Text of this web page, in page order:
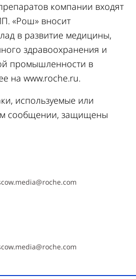
компании входят
«Рош» вносит
в развитие медицины,
здравоохранения и
промышленности в
на www.roche.ru.
используемые или
сообщении, защищены